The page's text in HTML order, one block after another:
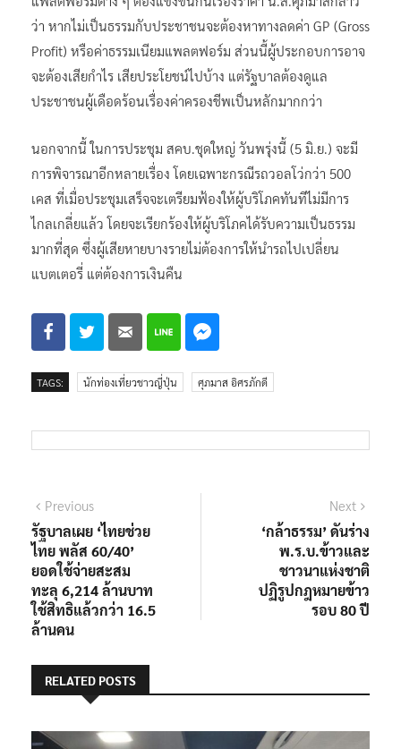
ว่า หากไม่เป็นธรรมกับประชาชนจะต้องหาทางลดค่า GP (Gross
Profit) หรือค่าธรรมเนียมแพลตฟอร์ม ส่วนนี้ผู้ประกอบการอาจ
จะต้องเสียกำไร เสียประโยชน์ไปบ้าง แต่รัฐบาลต้องดูแล
ประชาชนผู้เดือดร้อนเรื่องค่าครองชีพเป็นหลักมากกว่า
นอกจากนี้ ในการประชุม สคบ.ชุดใหญ่ วันพรุ่งนี้ (5 มิ.ย.) จะมี
การพิจารณาอีกหลายเรื่อง โดยเฉพาะกรณีรถวอลโว่กว่า 500
เคส ที่เมื่อประชุมเสร็จจะเตรียมฟ้องให้ผู้บริโภคทันทีไม่มีการ
ไกลเกลี่ยแล้ว โดยจะเรียกร้องให้ผู้บริโภคได้รับความเป็นธรรม
มากที่สุด ซึ่งผู้เสียหายบางรายไม่ต้องการให้นำรถไปเปลี่ยน
แบตเตอรี่ แต่ต้องการเงินคืน
TAGS: นักท่องเที่ยวชาวญี่ปุ่น ศุภมาส อิศรภักดี
แนะแนว
เรื่อง
PreviousPrevious
post:
รัฐบาลเผย ‘ไทยช่วย
ไทย พลัส 60/40’
ยอดใช้จ่ายสะสม
ทะลุ 6,214 ล้านบาท
ใช้สิทธิแล้วกว่า 16.5
ล้านคน
Next
‘กล้าธรรม’ ดันร่าง
พ.ร.บ.ข้าวและ
ชาวนาแห่งชาติ
ปฏิรูปกฎหมายข้าว
รอบ 80 ปี
RELATED POSTS